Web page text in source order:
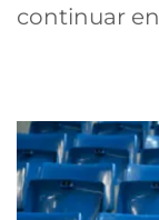
continuar